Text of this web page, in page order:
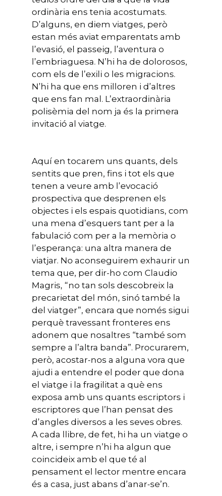
ordinària ens tenia acostumats.
D’alguns, en diem viatges, però
estan més aviat emparentats amb
l’evasió, el passeig, l’aventura o
l’embriaguesa. N’hi ha de dolorosos,
com els de l’exili o les migracions.
N’hi ha que ens milloren i d’altres
que ens fan mal. L’extraordinària
polisèmia del nom ja és la primera
invitació al viatge.
Aquí en tocarem uns quants, dels
sentits que pren, fins i tot els que
tenen a veure amb l’evocació
prospectiva que desprenen els
objectes i els espais quotidians, com
una mena d’esquers tant per a la
fabulació com per a la memòria o
l’esperança: una altra manera de
viatjar. No aconseguirem exhaurir un
tema que, per dir-ho com Claudio
Magris, “no tan sols descobreix la
precarietat del món, sinó també la
del viatger”, encara que només sigui
perquè travessant fronteres ens
adonem que nosaltres “també som
sempre a l’altra banda”. Procurarem,
però, acostar-nos a alguna vora que
ajudi a entendre el poder que dona
el viatge i la fragilitat a què ens
exposa amb uns quants escriptors i
escriptores que l’han pensat des
d’angles diversos a les seves obres.
A cada llibre, de fet, hi ha un viatge o
altre, i sempre n’hi ha algun que
coincideix amb el que té al
pensament el lector mentre encara
és a casa, just abans d’anar-se’n.